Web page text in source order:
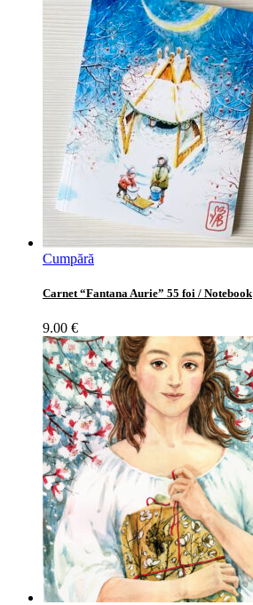
Cumpără
Carnet “Fantana Aurie” 55 foi / Notebook
9.00 €